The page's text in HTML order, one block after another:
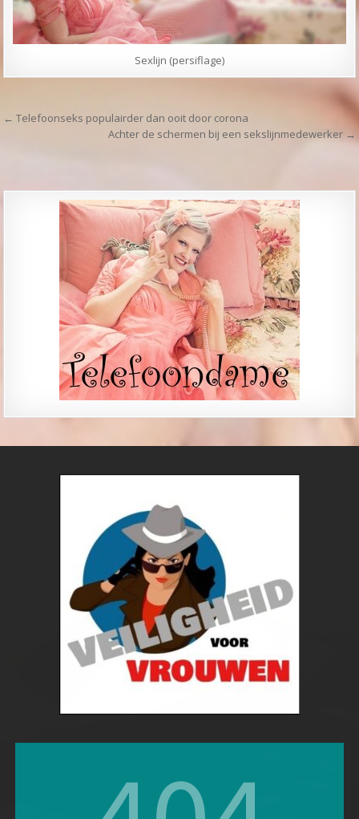
Sexlijn (persiflage)
Bericht navigatie
← Telefoonseks populairder dan ooit door corona
Achter de schermen bij een sekslijnmedewerker →